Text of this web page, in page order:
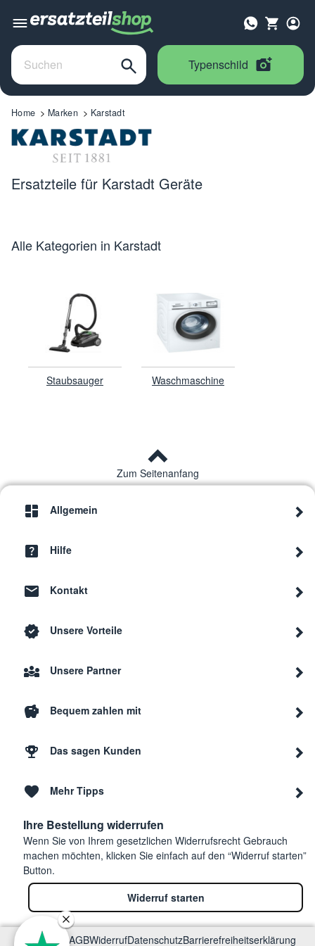
Typenschild
Home Marken Karstadt
Ersatzteile für Karstadt Geräte
Alle Kategorien in Karstadt
Staubsauger Waschmaschine
Zum Seitenanfang
Allgemein
Hilfe
Kontakt
Unsere Vorteile
Unsere Partner
Bequem zahlen mit
Das sagen Kunden
Mehr Tipps
Ihre Bestellung widerrufen
Wenn Sie von Ihrem gesetzlichen Widerrufsrecht Gebrauch
machen möchten, klicken Sie einfach auf den “Widerruf starten”
Button.
Widerruf starten
ImpressumAGBWiderrufDatenschutzBarrierefreiheitserklärung